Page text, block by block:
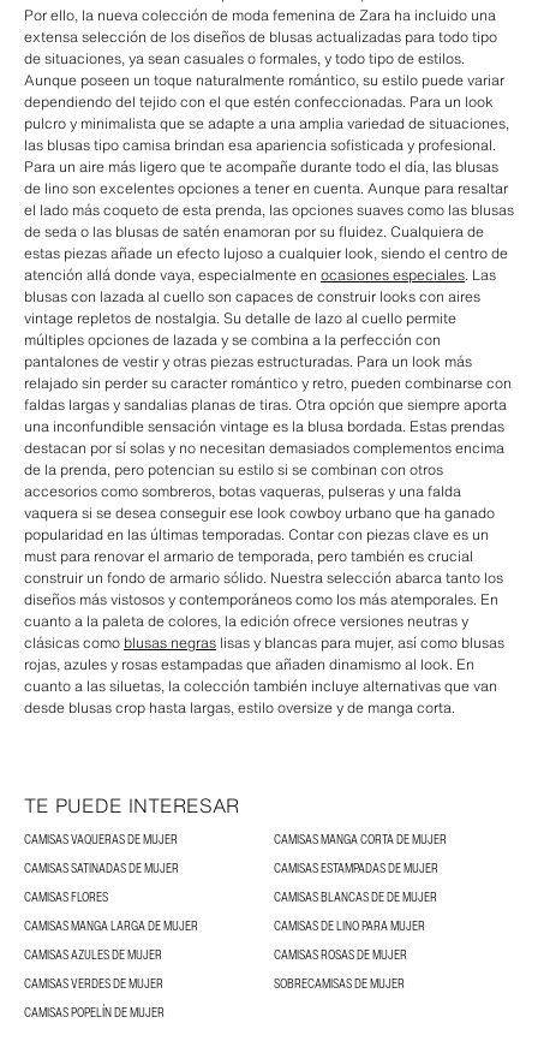
Por ello, la nueva colección de moda femenina de Zara ha incluido una
extensa selección de los diseños de blusas actualizadas para todo tipo
de situaciones, ya sean casuales o formales, y todo tipo de estilos.
Aunque poseen un toque naturalmente romántico, su estilo puede variar
dependiendo del tejido con el que estén confeccionadas. Para un look
pulcro y minimalista que se adapte a una amplia variedad de situaciones,
las blusas tipo camisa brindan esa apariencia sofisticada y profesional.
Para un aire más ligero que te acompañe durante todo el día, las blusas
de lino son excelentes opciones a tener en cuenta. Aunque para resaltar
el lado más coqueto de esta prenda, las opciones suaves como las blusas
de seda o las blusas de satén enamoran por su fluidez. Cualquiera de
estas piezas añade un efecto lujoso a cualquier look, siendo el centro de
atención allá donde vaya, especialmente en ocasiones especiales. Las
blusas con lazada al cuello son capaces de construir looks con aires
vintage repletos de nostalgia. Su detalle de lazo al cuello permite
múltiples opciones de lazada y se combina a la perfección con
pantalones de vestir y otras piezas estructuradas. Para un look más
relajado sin perder su caracter romántico y retro, pueden combinarse con
faldas largas y sandalias planas de tiras. Otra opción que siempre aporta
una inconfundible sensación vintage es la blusa bordada. Estas prendas
destacan por sí solas y no necesitan demasiados complementos encima
de la prenda, pero potencian su estilo si se combinan con otros
accesorios como sombreros, botas vaqueras, pulseras y una falda
vaquera si se desea conseguir ese look cowboy urbano que ha ganado
popularidad en las últimas temporadas. Contar con piezas clave es un
must para renovar el armario de temporada, pero también es crucial
construir un fondo de armario sólido. Nuestra selección abarca tanto los
diseños más vistosos y contemporáneos como los más atemporales. En
cuanto a la paleta de colores, la edición ofrece versiones neutras y
clásicas como blusas negras lisas y blancas para mujer, así como blusas
rojas, azules y rosas estampadas que añaden dinamismo al look. En
cuanto a las siluetas, la colección también incluye alternativas que van
desde blusas crop hasta largas, estilo oversize y de manga corta.
TE PUEDE INTERESAR
CAMISAS VAQUERAS DE MUJER
CAMISAS MANGA CORTA DE MUJER
CAMISAS SATINADAS DE MUJER
CAMISAS ESTAMPADAS DE MUJER
CAMISAS FLORES
CAMISAS BLANCAS DE DE MUJER
CAMISAS MANGA LARGA DE MUJER
CAMISAS DE LINO PARA MUJER
CAMISAS AZULES DE MUJER
CAMISAS ROSAS DE MUJER
CAMISAS VERDES DE MUJER
SOBRECAMISAS DE MUJER
CAMISAS POPELÍN DE MUJER